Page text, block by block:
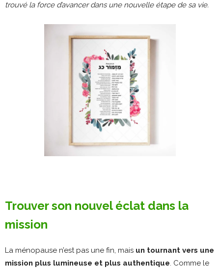
trouvé la force d’avancer dans une nouvelle étape de sa vie.
Trouver son nouvel éclat dans la
mission
La ménopause n’est pas une fin, mais un tournant vers une
mission plus lumineuse et plus authentique. Comme le